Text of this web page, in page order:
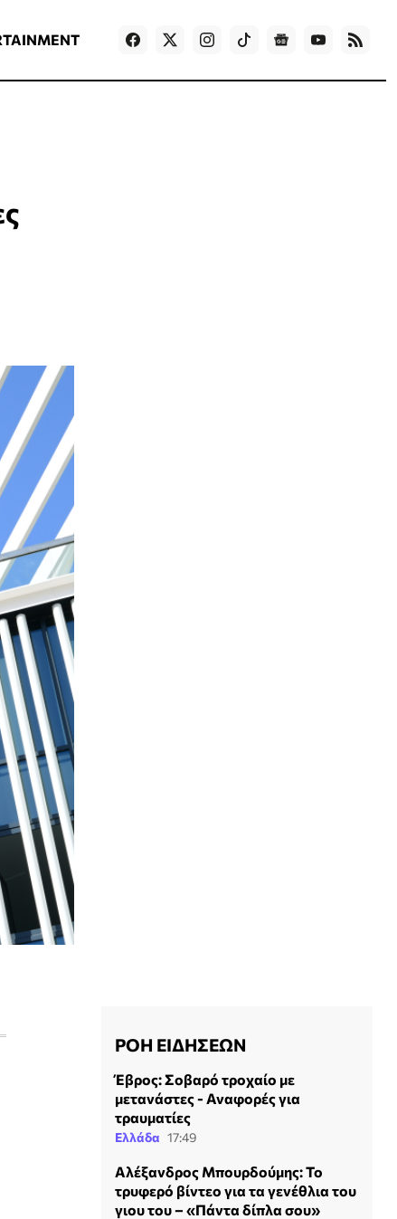
Games
ΡΟΗ ΕΙΔΗΣΕΩΝ
Έβρος: Σοβαρό τροχαίο με
μετανάστες - Αναφορές για
τραυματίες
Ελλάδα 17:49
Αλέξανδρος Μπουρδούμης: Το
τρυφερό βίντεο για τα γενέθλια του
γιου του – «Πάντα δίπλα σου»